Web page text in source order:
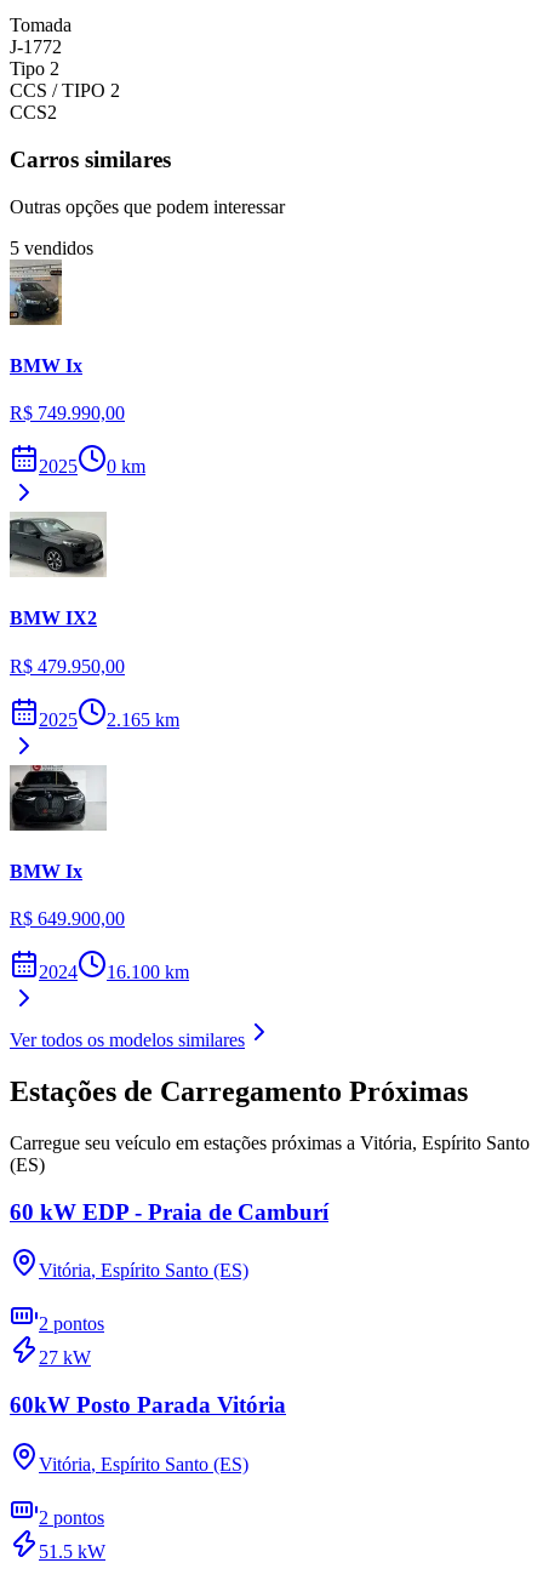
Tomada
J-1772
Tipo 2
CCS / TIPO 2
CCS2
Carros similares
Outras opções que podem interessar
5 vendidos
BMW Ix
R$ 749.990,00
2025 0 km
BMW IX2
R$ 479.950,00
2025 2.165 km
BMW Ix
R$ 649.900,00
2024 16.100 km
Ver todos os modelos similares
Estações de Carregamento Próximas
Carregue seu veículo em estações próximas a Vitória, Espírito Santo
(ES)
60 kW EDP - Praia de Camburí
Vitória, Espírito Santo (ES)
2 pontos
27 kW
60kW Posto Parada Vitória
Vitória, Espírito Santo (ES)
2 pontos
51.5 kW